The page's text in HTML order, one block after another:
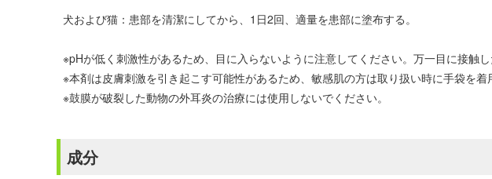
犬および猫：患部を清潔にしてから、1日2回、適量を患部に塗布する。
※pHが低く刺激性があるため、目に入らないように注意してください。万一目に接触
※本剤は皮膚刺激を引き起こす可能性があるため、敏感肌の方は取り扱い時に手袋を着
※鼓膜が破裂した動物の外耳炎の治療には使用しないでください。
成分